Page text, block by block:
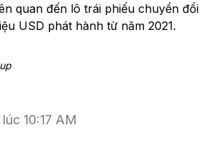
quan đến lô trái phiếu chuyển đổi
USD phát hành từ năm 2021.
10:17 AM